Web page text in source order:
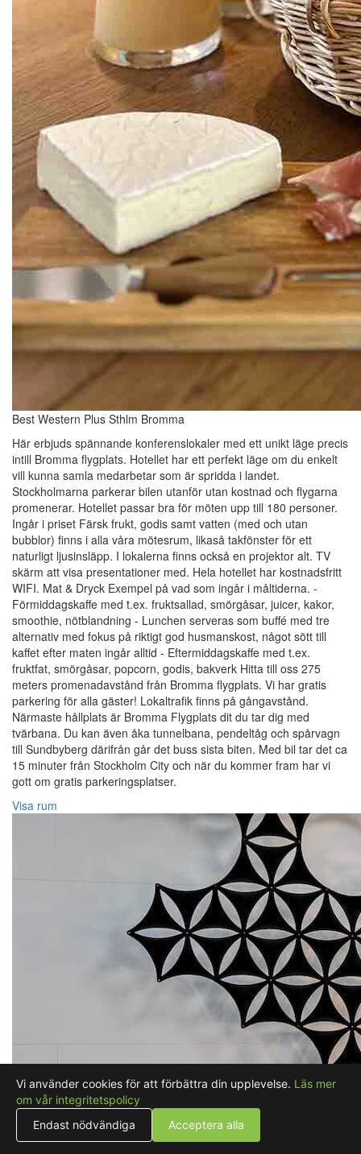
Best Western Plus Sthlm Bromma
Här erbjuds spännande konferenslokaler med ett unikt läge precis
intill Bromma flygplats. Hotellet har ett perfekt läge om du enkelt
vill kunna samla medarbetar som är spridda i landet.
Stockholmarna parkerar bilen utanför utan kostnad och flygarna
promenerar. Hotellet passar bra för möten upp till 180 personer.
Ingår i priset Färsk frukt, godis samt vatten (med och utan
bubblor) finns i alla våra mötesrum, likaså takfönster för ett
naturligt ljusinsläpp. I lokalerna finns också en projektor alt. TV
skärm att visa presentationer med. Hela hotellet har kostnadsfritt
WIFI. Mat & Dryck Exempel på vad som ingår i måltiderna. -
Förmiddagskaffe med t.ex. fruktsallad, smörgåsar, juicer, kakor,
smoothie, nötblandning - Lunchen serveras som buffé med tre
alternativ med fokus på riktigt god husmanskost, något sött till
kaffet efter maten ingår alltid - Eftermiddagskaffe med t.ex.
fruktfat, smörgåsar, popcorn, godis, bakverk Hitta till oss 275
meters promenadavstånd från Bromma flygplats. Vi har gratis
parkering för alla gäster! Lokaltrafik finns på gångavstånd.
Närmaste hållplats är Bromma Flygplats dit du tar dig med
tvärbana. Du kan även åka tunnelbana, pendeltåg och spårvagn
till Sundbyberg därifrån går det buss sista biten. Med bil tar det ca
15 minuter från Stockholm City och när du kommer fram har vi
gott om gratis parkeringsplatser.
Visa rum
Vi använder cookies för att förbättra din upplevelse. Läs mer
om vår integritetspolicy
Endast nödvändiga
Acceptera alla